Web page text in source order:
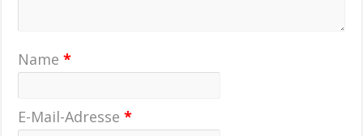
Name*
E-Mail-Adresse*